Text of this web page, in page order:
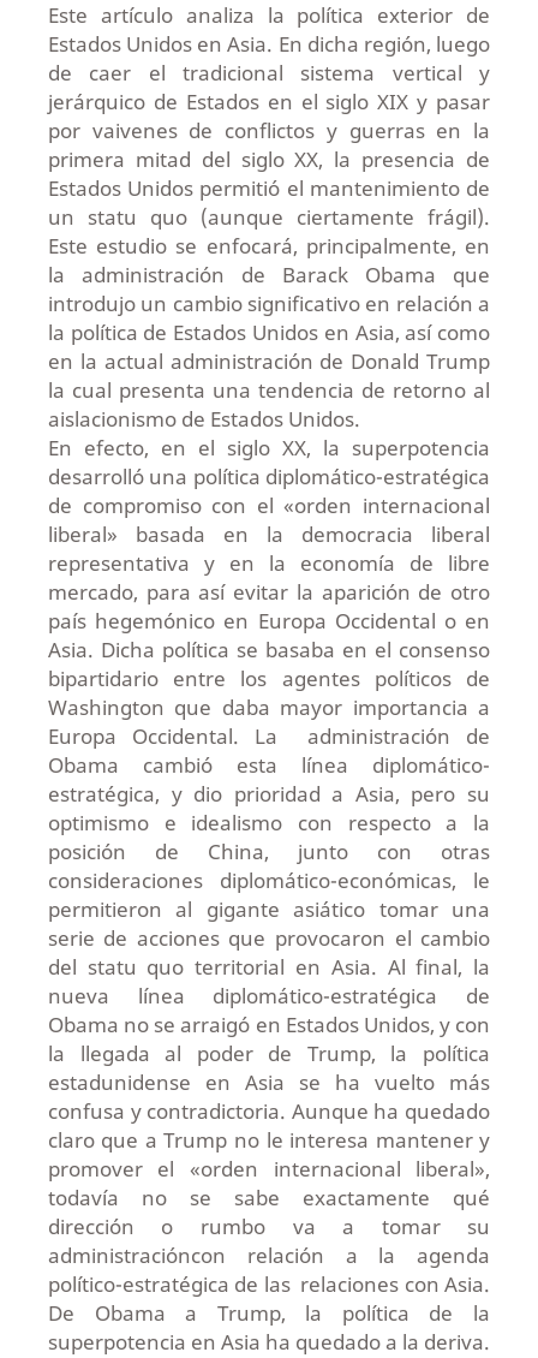
Este artículo analiza la política exterior de
Estados Unidos en Asia. En dicha región, luego
de caer el tradicional sistema vertical y
jerárquico de Estados en el siglo XIX y pasar
por vaivenes de conflictos y guerras en la
primera mitad del siglo XX, la presencia de
Estados Unidos permitió el mantenimiento de
un statu quo (aunque ciertamente frágil).
Este estudio se enfocará, principalmente, en
la administración de Barack Obama que
introdujo un cambio significativo en relación a
la política de Estados Unidos en Asia, así como
en la actual administración de Donald Trump
la cual presenta una tendencia de retorno al
aislacionismo de Estados Unidos.
En efecto, en el siglo XX, la superpotencia
desarrolló una política diplomático-estratégica
de compromiso con el «orden internacional
liberal» basada en la democracia liberal
representativa y en la economía de libre
mercado, para así evitar la aparición de otro
país hegemónico en Europa Occidental o en
Asia. Dicha política se basaba en el consenso
bipartidario entre los agentes políticos de
Washington que daba mayor importancia a
Europa Occidental. La administración de
Obama cambió esta línea diplomático-
estratégica, y dio prioridad a Asia, pero su
optimismo e idealismo con respecto a la
posición de China, junto con otras
consideraciones diplomático-económicas, le
permitieron al gigante asiático tomar una
serie de acciones que provocaron el cambio
del statu quo territorial en Asia. Al final, la
nueva línea diplomático-estratégica de
Obama no se arraigó en Estados Unidos, y con
la llegada al poder de Trump, la política
estadunidense en Asia se ha vuelto más
confusa y contradictoria. Aunque ha quedado
claro que a Trump no le interesa mantener y
promover el «orden internacional liberal»,
todavía no se sabe exactamente qué
dirección o rumbo va a tomar su
administracióncon relación a la agenda
político-estratégica de las relaciones con Asia.
De Obama a Trump, la política de la
superpotencia en Asia ha quedado a la deriva.